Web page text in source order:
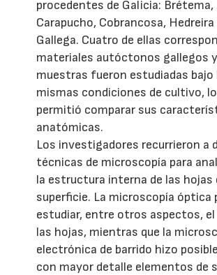
procedentes de Galicia: Brétema,
Carapucho, Cobrancosa, Hedreira
Gallega. Cuatro de ellas
materiales autóctonos gallegos
muestras fueron estudiadas bajo
mismas condiciones de cultivo,
permitió comparar sus
anatómicas.
Los investigadores recurrieron a
técnicas de microscopía para
la estructura interna de las hojas
superficie. La microscopía óptica
estudiar, entre otros aspectos, el
las hojas, mientras que la
electrónica de barrido hizo
con mayor detalle elementos de